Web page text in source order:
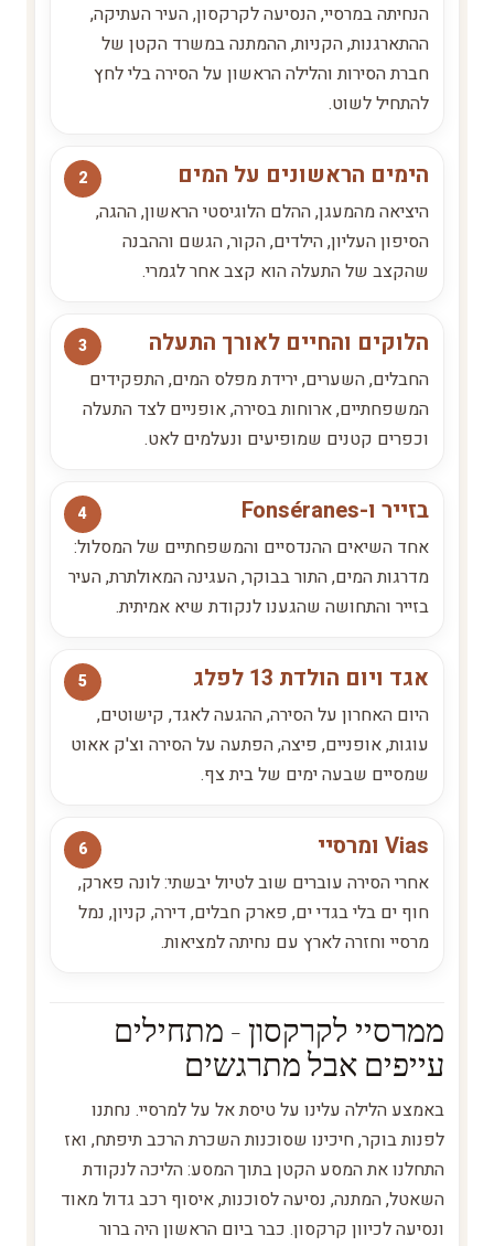
הנחיתה במרסיי, הנסיעה לקרקסון, העיר העתיקה,
ההתארגנות, הקניות, ההמתנה במשרד הקטן של
חברת הסירות והלילה הראשון על הסירה בלי לחץ
להתחיל לשוט.
הימים הראשונים על המים
היציאה מהמעגן, ההלם הלוגיסטי הראשון, ההגה,
הסיפון העליון, הילדים, הקור, הגשם וההבנה
שהקצב של התעלה הוא קצב אחר לגמרי.
הלוקים והחיים לאורך התעלה
החבלים, השערים, ירידת מפלס המים, התפקידים
המשפחתיים, ארוחות בסירה, אופניים לצד התעלה
וכפרים קטנים שמופיעים ונעלמים לאט.
בזייר ו-Fonséranes
אחד השיאים ההנדסיים והמשפחתיים של המסלול:
מדרגות המים, התור בבוקר, העגינה המאולתרת, העיר
בזייר והתחושה שהגענו לנקודת שיא אמיתית.
אגד ויום הולדת 13 לפלג
היום האחרון על הסירה, ההגעה לאגד, קישוטים,
עוגות, אופניים, פיצה, הפתעה על הסירה וצ'ק אאוט
שמסיים שבעה ימים של בית צף.
Vias ומרסיי
אחרי הסירה עוברים שוב לטיול יבשתי: לונה פארק,
חוף ים בלי בגדי ים, פארק חבלים, דירה, קניון, נמל
מרסיי וחזרה לארץ עם נחיתה למציאות.
ממרסיי לקרקסון - מתחילים
עייפים אבל מתרגשים
באמצע הלילה עלינו על טיסת אל על למרסיי. נחתנו
לפנות בוקר, חיכינו שסוכנות השכרת הרכב תיפתח, ואז
התחלנו את המסע הקטן בתוך המסע: הליכה לנקודת
השאטל, המתנה, נסיעה לסוכנות, איסוף רכב גדול מאוד
ונסיעה לכיוון קרקסון. כבר ביום הראשון היה ברור